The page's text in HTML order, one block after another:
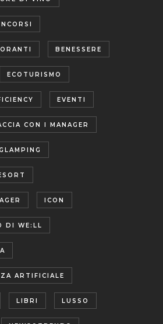
BENESSERE
ECOTURISMO
EVENTI
CON I MANAGER
ICON
DI WE:LL
ARTIFICIALE
LIBRI LUSSO